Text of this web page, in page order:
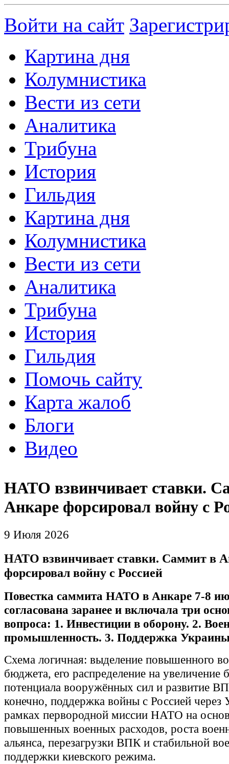
Войти на сайт
Картина дня
Колумнистика
Вести из сети
Аналитика
Трибуна
История
Гильдия
Картина дня
Колумнистика
Вести из сети
Аналитика
Трибуна
История
Гильдия
Помочь сайту
Карта жалоб
Блоги
Видео
НАТО взвинчивает ставки.
Анкаре форсировал войну с
9 Июля 2026
НАТО взвинчивает ставки. Саммит в
форсировал войну с Россией
Повестка саммита НАТО в Анкаре 7-8
согласована заранее и включала три
вопроса: 1. Инвестиции в оборону. 2.
промышленность. 3. Поддержка
Схема логичная: выделение повышенного
бюджета, его распределение на увеличение
потенциала вооружённых сил и развитие
конечно, поддержка войны с Россией через
рамках первородной миссии НАТО на
повышенных военных расходов, роста
альянса, перезагрузки ВПК и стабильной
поддержки киевского режима.